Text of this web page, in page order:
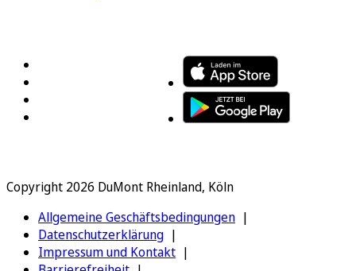
Copyright 2026 DuMont Rheinland, Köln
Allgemeine Geschäftsbedingungen
Datenschutzerklärung
Impressum und Kontakt